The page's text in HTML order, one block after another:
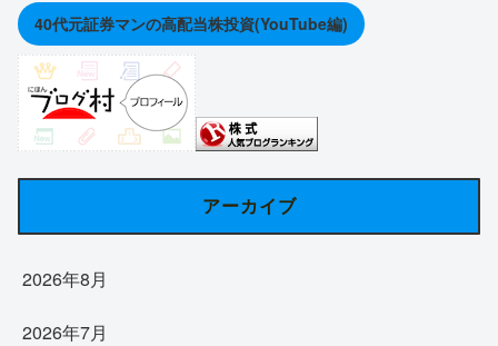
40代元証券マンの高配当株投資(YouTube編)
アーカイブ
2026年8月
2026年7月